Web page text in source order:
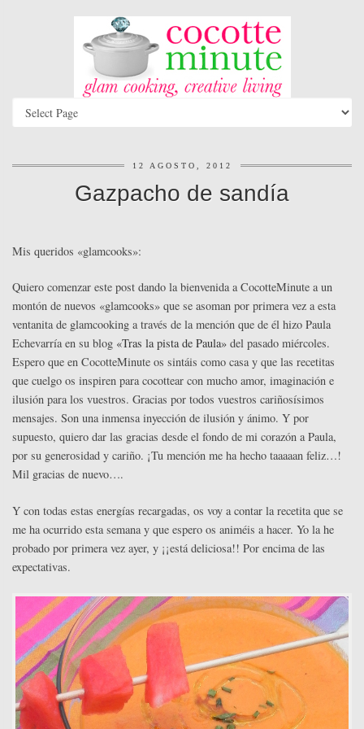
12 AGOSTO, 2012
Gazpacho de sandía
Mis queridos «glamcooks»:
Quiero comenzar este post dando la bienvenida a CocotteMinute a un
montón de nuevos «glamcooks» que se asoman por primera vez a esta
ventanita de glamcooking a través de la mención que de él hizo Paula
Echevarría en su blog «Tras la pista de Paula» del pasado miércoles.
Espero que en CocotteMinute os sintáis como casa y que las recetitas
que cuelgo os inspiren para cocottear con mucho amor, imaginación e
ilusión para los vuestros. Gracias por todos vuestros cariñosísimos
mensajes. Son una inmensa inyección de ilusión y ánimo. Y por
supuesto, quiero dar las gracias desde el fondo de mi corazón a Paula,
por su generosidad y cariño. ¡Tu mención me ha hecho taaaaan feliz…!
Mil gracias de nuevo….
Y con todas estas energías recargadas, os voy a contar la recetita que se
me ha ocurrido esta semana y que espero os animéis a hacer. Yo la he
probado por primera vez ayer, y ¡¡está deliciosa!! Por encima de las
expectativas.